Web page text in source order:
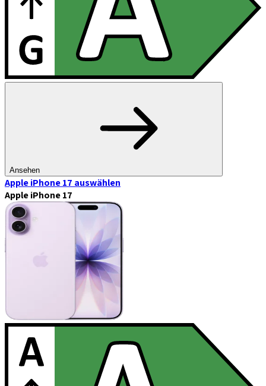
Ansehen
Apple iPhone 17 auswählen
Apple iPhone 17